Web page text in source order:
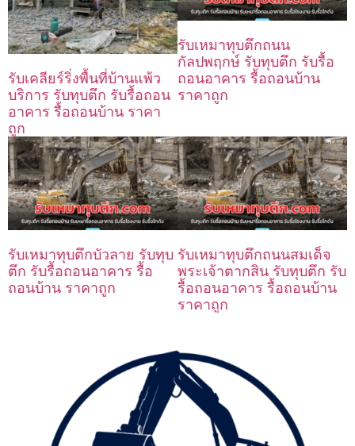
รับเคลียร์ริ่งพื้นที่บ้านแพ้ว
บริการ รับทุบตึก รับรื้อถอน
อาคาร รื้อถอนบ้าน ราคา
ถูก
รับเหมาทุบตึกถนน
กัลปพฤกษ์ รับทุบตึก รับรื้อ
ถอนอาคาร รื้อถอนบ้าน
ราคาถูก
รับเหมาทุบตึกบัวลาย รับทุบ
ตึก รับรื้อถอนอาคาร รื้อ
ถอนบ้าน ราคาถูก
รับเหมาทุบตึกถนนสมเด็จ
พระเจ้าตากสิน รับทุบตึก รับ
รื้อถอนอาคาร รื้อถอนบ้าน
ราคาถูก